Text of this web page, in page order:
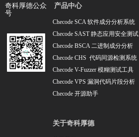
Checode SCA 软件成分分析系统
Checode SAST 静态应用安全测试
Checode BSCA 二进制成分分析
Checode CHS 代码同源检测系统
Checode V-Fuzzer 模糊测试工具
Checode VPS 漏洞代码片段分析
Checode 开源助手
奇科厚德公众
号
产品中心
关于奇科厚德